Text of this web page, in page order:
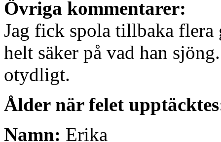
Övriga kommentarer:
Jag fick spola tillbaka flera
helt säker på vad han
otydligt.
Ålder när felet
Namn: Erika